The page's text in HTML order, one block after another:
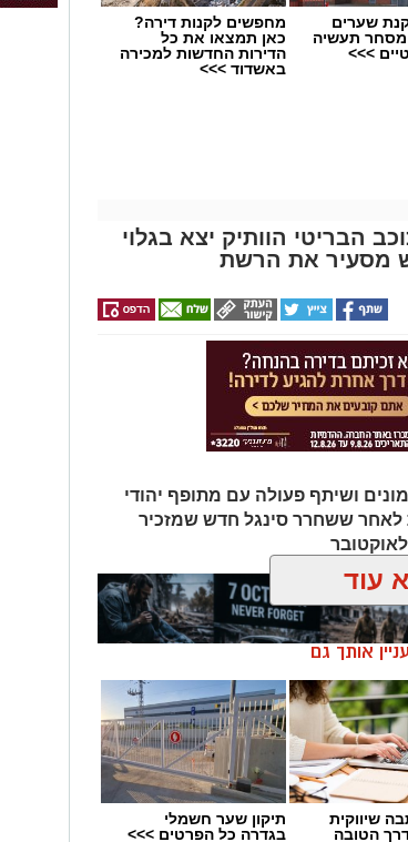
שערים
מסחר תעשיה
>>>
מחפשים לקנות דירה?
כאן תמצאו את כל
הדירות החדשות למכירה
באשדוד >>>
הבריטי הוותיק יצא בגלוי
מסעיר את הרשת
ושיתף פעולה עם מתופף יהודי
לאחר ששחרר סינגל חדש שמזכיר
עוד
אותך גם
שיווקית
הטובה
תיקון שער חשמלי
בגדרה כל הפרטים >>>